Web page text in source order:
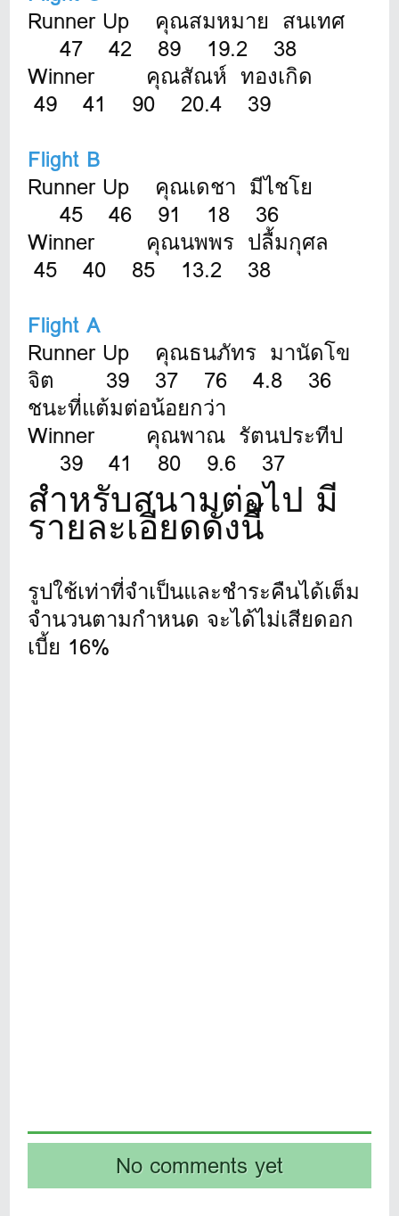
Runner Up คุณสมหมาย สนเทศ
47 42 89 19.2 38
Winner คุณสัณห์ ทองเกิด
49 41 90 20.4 39
Flight B
Runner Up คุณเดชา มีไชโย
45 46 91 18 36
Winner คุณนพพร ปลื้มกุศล
45 40 85 13.2 38
Flight A
Runner Up คุณธนภัทร มานัดโข
จิต 39 37 76 4.8 36
ชนะที่แต้มต่อน้อยกว่า
Winner คุณพาณ รัตนประทีป
39 41 80 9.6 37
สำหรับสนามต่อไป มี
รายละเอียดดังนี้
รูปใช้เท่าที่จำเป็นและชำระคืนได้เต็ม
จำนวนตามกำหนด จะได้ไม่เสียดอก
เบี้ย 16%
No comments yet